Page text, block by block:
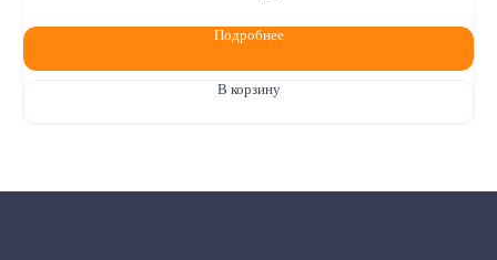
Подробнее
В корзину